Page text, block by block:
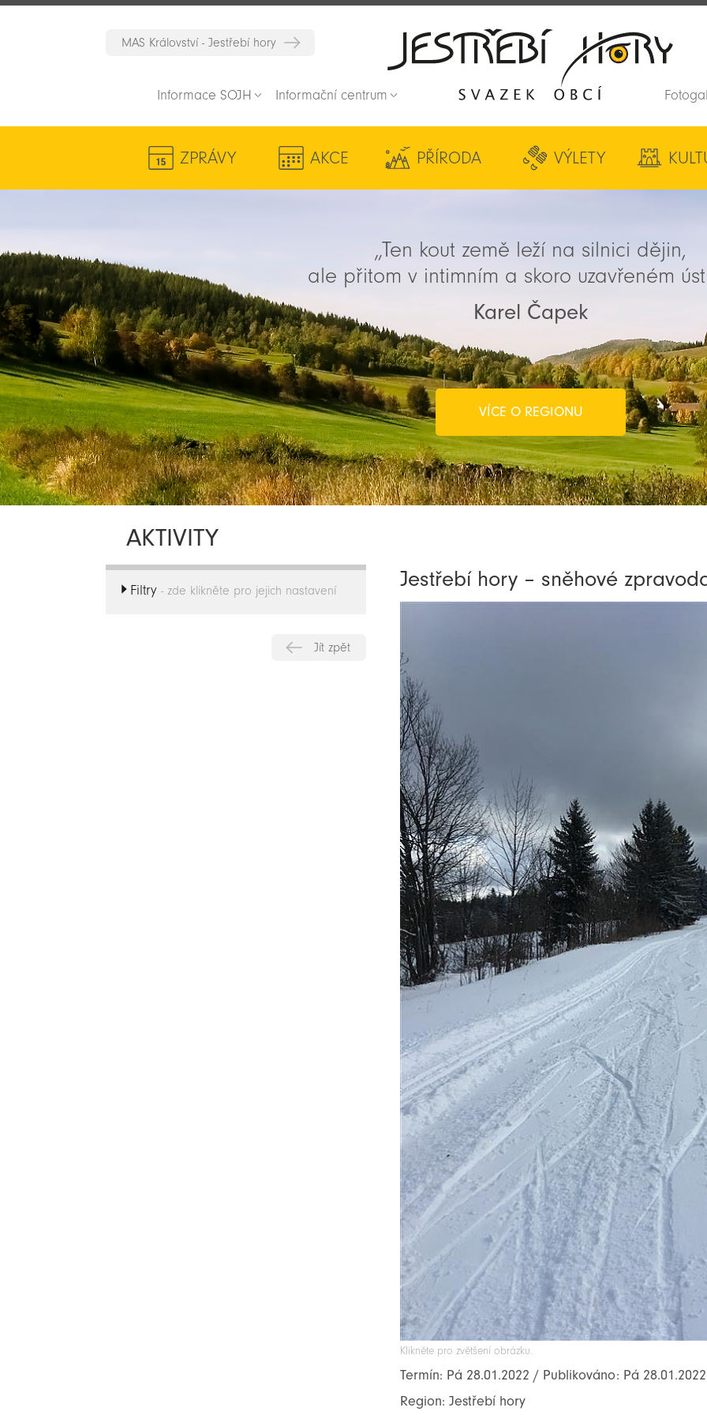
MAS Království - Jestřebí hory
Informace SOJH Informační centrum
ZPRÁVY AKCE PŘÍRODA VÝLETY
„Ten kout země leží na silnici dějin,
ale přitom v intimním a skoro uzavřeném
Karel Čapek
VÍCE O REGIONU
AKTIVITY
Filtry - zde klikněte pro jejich nastavení
Jít zpět
Jestřebí hory – sněhové
Klikněte pro zvětšení obrázku.
Termín: Pá 28.01.2022 / Publikováno: Pá 28.01.2022
Region: Jestřebí hory